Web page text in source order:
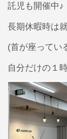
託児も開催中♪
長期休暇時は
(首が座ってい
自分だけの１